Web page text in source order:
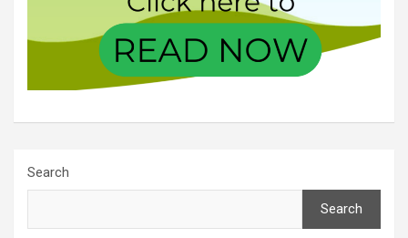
Search
Search